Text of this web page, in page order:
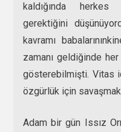
kaldığında
gerektiğini
kavramı
zamanı geldiğinde
gösterebilmişti. Vitas
özgürlük için
Adam bir gün Issız